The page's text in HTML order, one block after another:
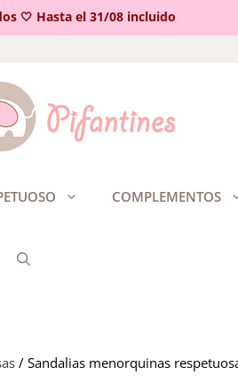
Hasta el 31/08 incluido
COMPLEMENTOS
/ Sandalias menorquinas